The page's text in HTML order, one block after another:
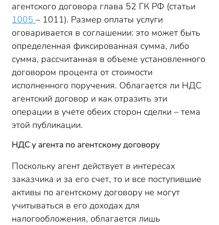
агентского договора глава 52 ГК РФ (статьи
1005 – 1011). Размер оплаты услуги
оговаривается в соглашении: это может быть
определенная фиксированная сумма, либо
сумма, рассчитанная в объеме установленного
договором процента от стоимости
исполненного поручения. Облагается ли НДС
агентский договор и как отразить эти
операции в учете обеих сторон сделки – тема
этой публикации.
НДС у агента по агентскому договору
Поскольку агент действует в интересах
заказчика и за его счет, то и все поступившие
активы по агентскому договору не могут
учитываться в его доходах для
налогообложения, облагается лишь